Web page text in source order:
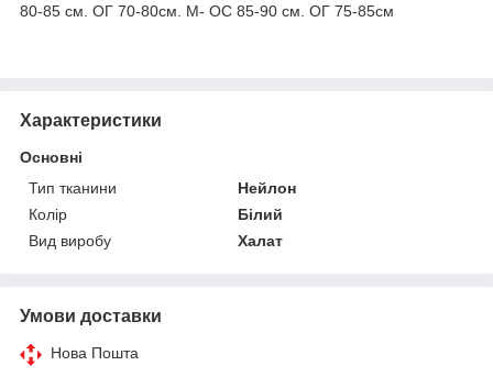
80-85 см. ОГ 70-80см. M- ОС 85-90 см. ОГ 75-85см
Характеристики
Основні
Тип тканини
Нейлон
Колір
Білий
Вид виробу
Халат
Умови доставки
Нова Пошта